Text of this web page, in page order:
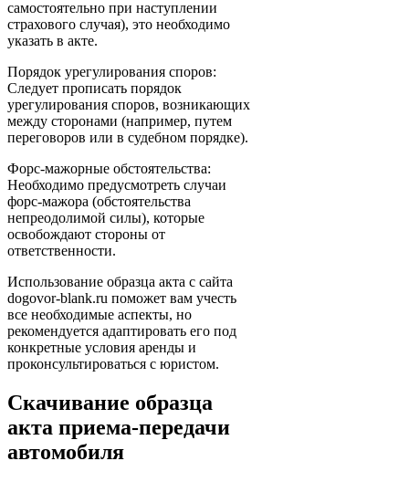
самостоятельно при наступлении
страхового случая), это необходимо
указать в акте.
Порядок урегулирования споров:
Следует прописать порядок
урегулирования споров, возникающих
между сторонами (например, путем
переговоров или в судебном порядке).
Форс-мажорные обстоятельства:
Необходимо предусмотреть случаи
форс-мажора (обстоятельства
непреодолимой силы), которые
освобождают стороны от
ответственности.
Использование образца акта с сайта
dogovor-blank.ru поможет вам учесть
все необходимые аспекты, но
рекомендуется адаптировать его под
конкретные условия аренды и
проконсультироваться с юристом.
Скачивание образца
акта приема-передачи
автомобиля